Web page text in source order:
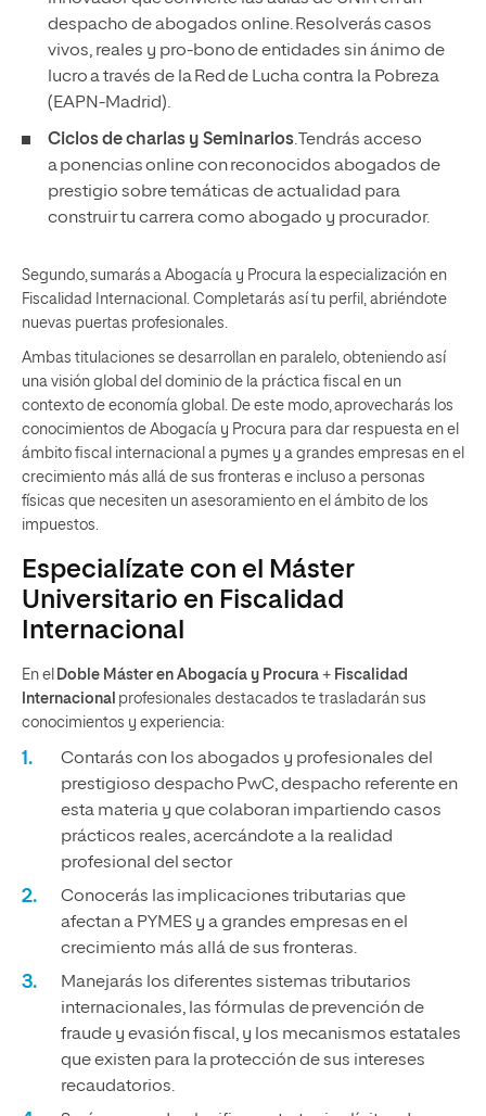
despacho de abogados online. Resolverás casos
vivos, reales y pro-bono de entidades sin ánimo de
lucro a través de la Red de Lucha contra la Pobreza
(EAPN-Madrid).
Ciclos de charlas y Seminarios. Tendrás acceso
a ponencias online con reconocidos abogados de
prestigio sobre temáticas de actualidad para
construir tu carrera como abogado y procurador.
Segundo, sumarás a Abogacía y Procura la especialización en
Fiscalidad Internacional. Completarás así tu perfil, abriéndote
nuevas puertas profesionales.
Ambas titulaciones se desarrollan en paralelo, obteniendo así
una visión global del dominio de la práctica fiscal en un
contexto de economía global. De este modo, aprovecharás los
conocimientos de Abogacía y Procura para dar respuesta en el
ámbito fiscal internacional a pymes y a grandes empresas en el
crecimiento más allá de sus fronteras e incluso a personas
físicas que necesiten un asesoramiento en el ámbito de los
impuestos.
Especialízate con el Máster
Universitario en Fiscalidad
Internacional
En el Doble Máster en Abogacía y Procura + Fiscalidad
Internacional profesionales destacados te trasladarán sus
conocimientos y experiencia:
Contarás con los abogados y profesionales del
prestigioso despacho PwC, despacho referente en
esta materia y que colaboran impartiendo casos
prácticos reales, acercándote a la realidad
profesional del sector
Conocerás las implicaciones tributarias que
afectan a PYMES y a grandes empresas en el
crecimiento más allá de sus fronteras.
Manejarás los diferentes sistemas tributarios
internacionales, las fórmulas de prevención de
fraude y evasión fiscal, y los mecanismos estatales
que existen para la protección de sus intereses
recaudatorios.